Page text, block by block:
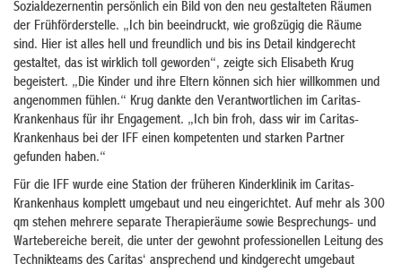
Sozialdezernentin persönlich ein Bild von den neu gestalteten Räumen
der Frühförderstelle. „Ich bin beeindruckt, wie großzügig die Räume
sind. Hier ist alles hell und freundlich und bis ins Detail kindgerecht
gestaltet, das ist wirklich toll geworden“, zeigte sich Elisabeth Krug
begeistert. „Die Kinder und ihre Eltern können sich hier willkommen und
angenommen fühlen.“ Krug dankte den Verantwortlichen im Caritas-
Krankenhaus für ihr Engagement. „Ich bin froh, dass wir im Caritas-
Krankenhaus bei der IFF einen kompetenten und starken Partner
gefunden haben.“
Für die IFF wurde eine Station der früheren Kinderklinik im Caritas-
Krankenhaus komplett umgebaut und neu eingerichtet. Auf mehr als 300
qm stehen mehrere separate Therapieräume sowie Besprechungs- und
Wartebereiche bereit, die unter der gewohnt professionellen Leitung des
Technikteams des Caritas‘ ansprechend und kindgerecht umgebaut